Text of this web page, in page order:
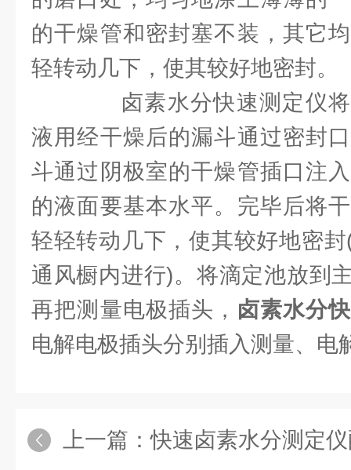
的干燥管和密封塞不装，其它
轻转动几下，使其较好地密封。
卤素水分快速测定仪将
液用经干燥后的漏斗通过密封
斗通过阴极室的干燥管插口注
的液面要基本水平。完毕后将
轻轻转动几下，使其较好地密
通风橱内进行)。将滴定池放到
再把测量电极插头， 卤素水分
电解电极插头分别插入测量、电
上一篇：快速卤素水分测定仪配